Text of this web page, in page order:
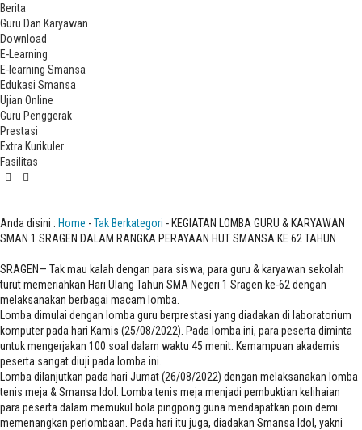
Berita
Guru Dan Karyawan
Download
E-Learning
E-learning Smansa
Edukasi Smansa
Ujian Online
Guru Penggerak
Prestasi
Extra Kurikuler
Fasilitas
Anda disini : Home -Tak Berkategori - KEGIATAN LOMBA GURU & KARYAWAN
SMAN 1 SRAGEN DALAM RANGKA PERAYAAN HUT SMANSA KE 62 TAHUN
SRAGEN— Tak mau kalah dengan para siswa, para guru & karyawan sekolah
turut memeriahkan Hari Ulang Tahun SMA Negeri 1 Sragen ke-62 dengan
melaksanakan berbagai macam lomba.
Lomba dimulai dengan lomba guru berprestasi yang diadakan di laboratorium
komputer pada hari Kamis (25/08/2022). Pada lomba ini, para peserta diminta
untuk mengerjakan 100 soal dalam waktu 45 menit. Kemampuan akademis
peserta sangat diuji pada lomba ini.
Lomba dilanjutkan pada hari Jumat (26/08/2022) dengan melaksanakan lomba
tenis meja & Smansa Idol. Lomba tenis meja menjadi pembuktian kelihaian
para peserta dalam memukul bola pingpong guna mendapatkan poin demi
memenangkan perlombaan. Pada hari itu juga, diadakan Smansa Idol, yakni